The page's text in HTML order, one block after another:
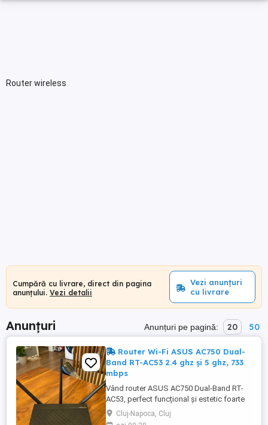
Router wireless
Cumpără cu livrare, direct din pagina
anunțului. Vezi detalii
Vezi anunțuri
cu livrare
Anunțuri Anunțuri pe pagină: 20 50
Router Wi-Fi ASUS AC750 Dual-
Band RT-AC53 2.4 ghz și 5 ghz, 733
mbps
Vând router ASUS AC750 Dual-Band RT-
AC53, perfect funcțional și estetic foarte
bun. Dual-band: 2.4 GHz și 5 GHz (viteze
300 + 433 Mbps, total până la 733 Mbps)
Cluj-Napoca, Cluj